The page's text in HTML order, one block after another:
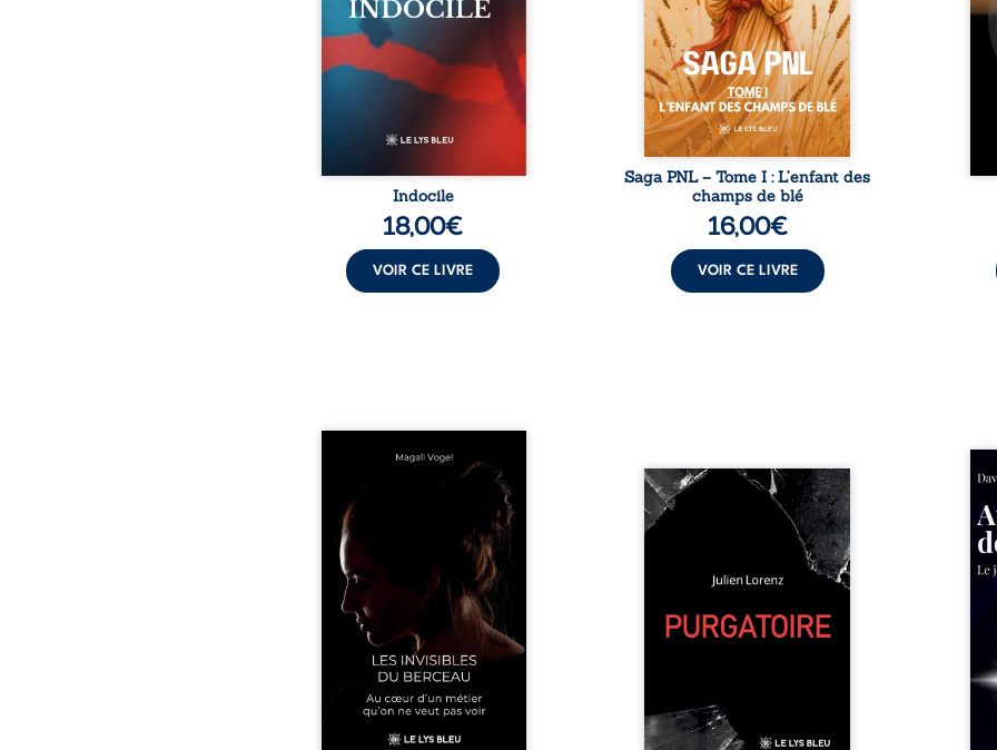
vivent trop fort, trop vrai, trop
tôt. Indocile est une traversée.
Une langue nue. Une
insurrection calme. Une
déclaration d’existence pour ...
Indocile
18,00€
VOIR CE LIVRE
pierres d’un temple oublié, des
rebelles lui tendirent la main.
Parmi eux, Atos, général sans
trône mais habité par ...
Saga PNL – Tome I : L’enfant des
champs de blé
16,00€
VOIR CE LIVRE
les
Qui prend soin de celles et
ceux auxquels nous confions
nos enfants ? Derrière la
douceur apparente des
maisons d’accueil se joue une
réalité que nul ne soupçonne :
rémunérations dérisoires,
solitude, épuisement,
responsabilités écrasantes… À
travers des témoignages
saisissants et sa propre
expérience, Magali Vogel lève
le voile sur les coulisses d’une ...
Vingt années d’écriture, de
blessures, d’émotions et de
pensées se rencontrent dans
ce recueil profondément
intime. Entre nouvelles
autobiographiques, poèmes
philosophiques, chaque texte
ouvre une porte sur
être choisie au hasard, comme
une rencontre inattendue sur
le chemin de la vie. ...
Né
ses
prix
les